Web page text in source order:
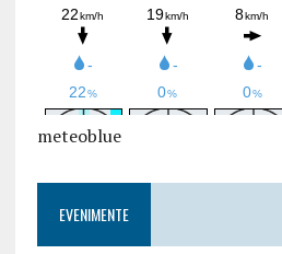
meteoblue
EVENIMENTE